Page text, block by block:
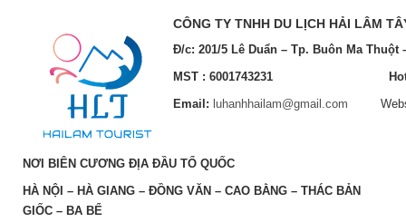
CÔNG TY TNHH DU LỊCH HẢI LÂM
Đ/c: 201/5 Lê Duẩn – Tp. Buôn Ma Thuột
MST : 6001743231
Email: luhanhhailam@gmail.com
NƠI BIÊN CƯƠNG ĐỊA ĐẦU TỔ QUỐC
HÀ NỘI – HÀ GIANG – ĐỒNG VĂN – CAO BẰNG – THÁC BẢN
GIỐC – BA BỂ